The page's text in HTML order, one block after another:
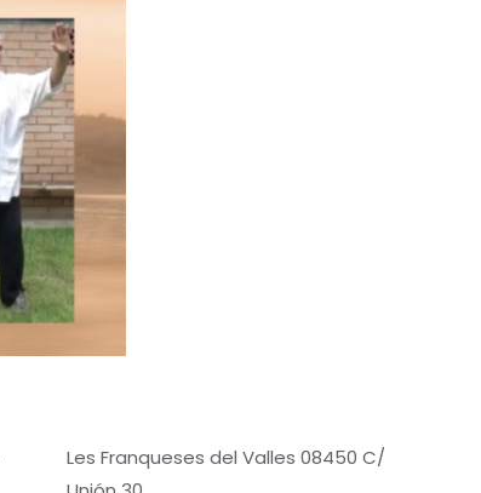
Les Franqueses del Valles 08450 C/